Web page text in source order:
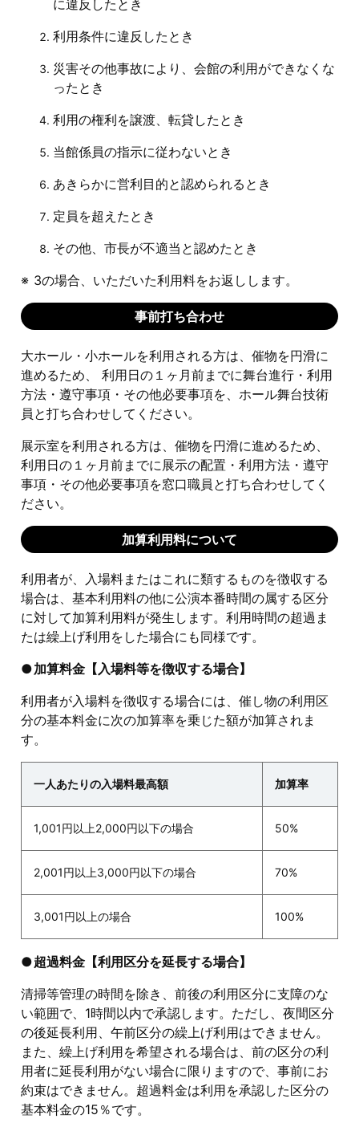
に違反したとき
利用条件に違反したとき
災害その他事故により、会館の利用ができなくな
ったとき
利用の権利を譲渡、転貸したとき
当館係員の指示に従わないとき
あきらかに営利目的と認められるとき
定員を超えたとき
その他、市長が不適当と認めたとき
3の場合、いただいた利用料をお返しします。
事前打ち合わせ
大ホール・小ホールを利用される方は、催物を円滑に
進めるため、 利用日の１ヶ月前までに舞台進行・利用
方法・遵守事項・その他必要事項を、ホール舞台技術
員と打ち合わせしてください。
展示室を利用される方は、催物を円滑に進めるため、
利用日の１ヶ月前までに展示の配置・利用方法・遵守
事項・その他必要事項を窓口職員と打ち合わせしてく
ださい。
加算利用料について
利用者が、入場料またはこれに類するものを徴収する
場合は、基本利用料の他に公演本番時間の属する区分
に対して加算利用料が発生します。利用時間の超過ま
たは繰上げ利用をした場合にも同様です。
加算料金【入場料等を徴収する場合】
利用者が入場料を徴収する場合には、催し物の利用区
分の基本料金に次の加算率を乗じた額が加算されま
す。
一人あたりの入場料最高額 加算率
1,001円以上2,000円以下の場合 50%
2,001円以上3,000円以下の場合 70%
3,001円以上の場合 100%
超過料金【利用区分を延長する場合】
清掃等管理の時間を除き、前後の利用区分に支障のな
い範囲で、1時間以内で承認します。ただし、夜間区分
の後延長利用、午前区分の繰上げ利用はできません。
また、繰上げ利用を希望される場合は、前の区分の利
用者に延長利用がない場合に限りますので、事前にお
約束はできません。超過料金は利用を承認した区分の
基本料金の15％です。